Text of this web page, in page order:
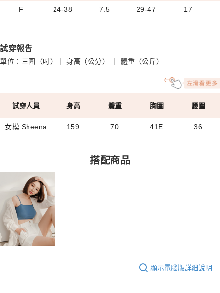
F 24-38 7.5 29-47 17
試穿報告
單位：三圍（吋）｜ 身高（公分） ｜ 體重（公斤）
試穿人員 身高 體重 胸圍 腰圍
女模 Sheena 159 70 41E 36
搭配商品
顯示電腦版詳細說明